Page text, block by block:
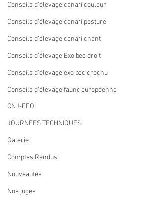
Conseils d'élevage canari couleur
Conseils d'élevage canari posture
Conseils d'élevage canari chant
Conseils d'élevage Exo bec droit
Conseils d'élevage exo bec crochu
Conseils d'élevage faune européenne
CNJ-FFO
JOURNÉES TECHNIQUES
Galerie
Comptes Rendus
Nouveautés
Nos juges